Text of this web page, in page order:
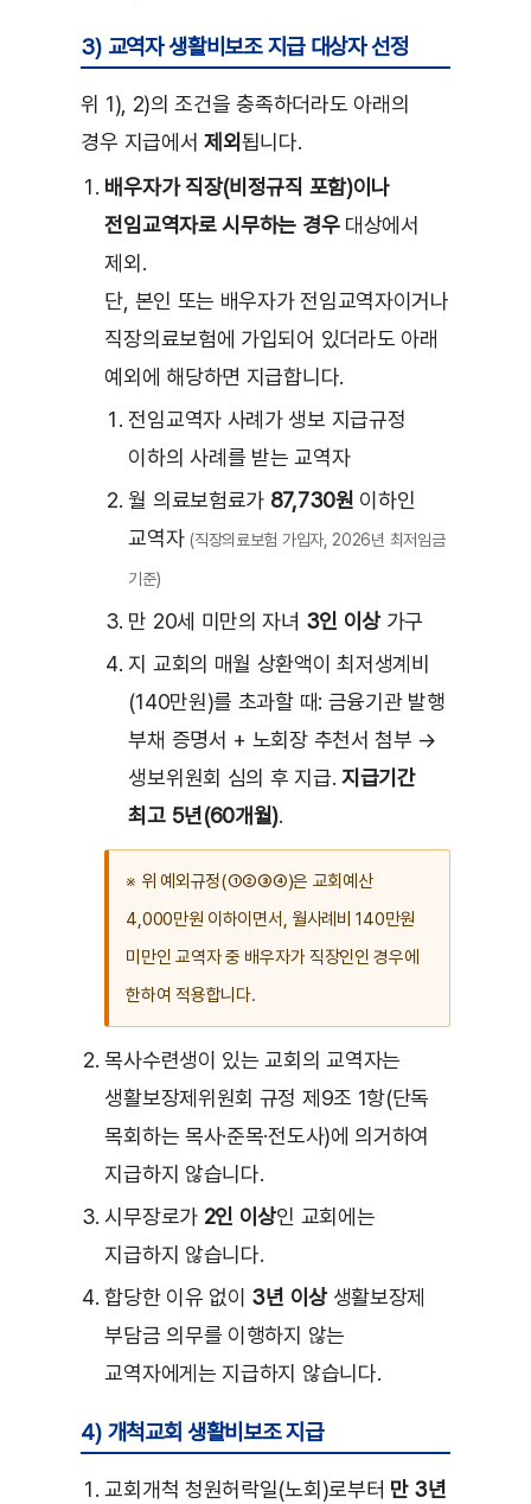
3) 교역자 생활비보조 지급 대상자 선정
위 1), 2)의 조건을 충족하더라도 아래의
경우 지급에서제외됩니다.
배우자가 직장(비정규직 포함)이나
전임교역자로 시무하는 경우대상에서
제외.
단, 본인 또는 배우자가 전임교역자이거나
직장의료보험에 가입되어 있더라도 아래
예외에 해당하면 지급합니다.
전임교역자 사례가 생보 지급규정
이하의 사례를 받는 교역자
월 의료보험료가 87,730원 이하인
교역자 (직장의료보험 가입자, 2026년 최저임금
기준)
만 20세 미만의 자녀 3인 이상가구
지 교회의 매월 상환액이 최저생계비
(140만원)를 초과할 때: 금융기관 발행
부채 증명서 + 노회장 추천서 첨부 →
생보위원회 심의 후 지급. 지급기간
최고 5년(60개월).
※ 위 예외규정(①②③④)은 교회예산
4,000만원 이하이면서, 월사례비 140만원
미만인 교역자 중 배우자가 직장인인 경우에
한하여 적용합니다.
목사수련생이 있는 교회의 교역자는
생활보장제위원회 규정 제9조 1항(단독
목회하는 목사·준목·전도사)에 의거하여
지급하지 않습니다.
시무장로가 2인 이상인 교회에는
지급하지 않습니다.
합당한 이유 없이 3년 이상생활보장제
부담금 의무를 이행하지 않는
교역자에게는 지급하지 않습니다.
4) 개척교회 생활비보조 지급
교회개척 청원허락일(노회)로부터 만 3년